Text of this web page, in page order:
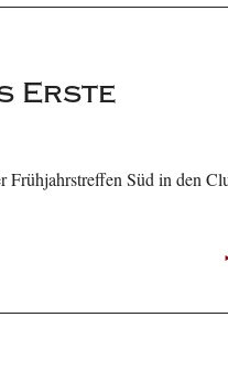
Erste
Frühjahrstreffen Süd in den